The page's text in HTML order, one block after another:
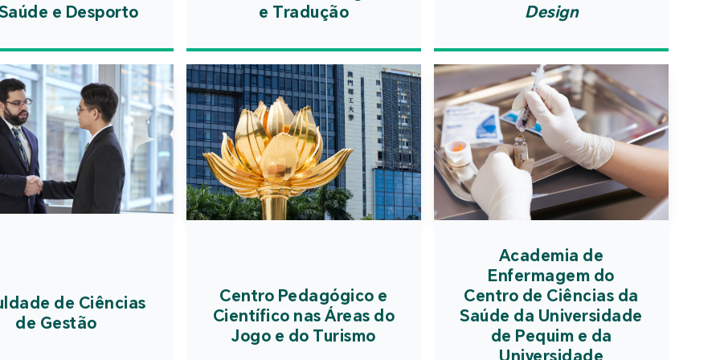
a garantia de segurança em
todos os tipos de riscos e
perigos potenciais e intensificar
a segurança contra incêndios e
de utilização de electricidade,
preparando adequadamente o
campuspara o início do novo
ano lectivo.
propriedades com base em
salto de andaime), que resolve o
problema da optimização de
múltiplas propriedades na
optimização de composto líder,
inferindo novamente e
simulando salto de andaime
dentro de uma estrutura de
difusão generativa unificada.
e Desporto
e Tradução
Design
de Ciências
de Gestão
Centro Pedagógico e
Científico nas Áreas do
Jogo e do Turismo
Academia de
Enfermagem do
Centro de Ciências da
Saúde da Universidade
de Pequim e da